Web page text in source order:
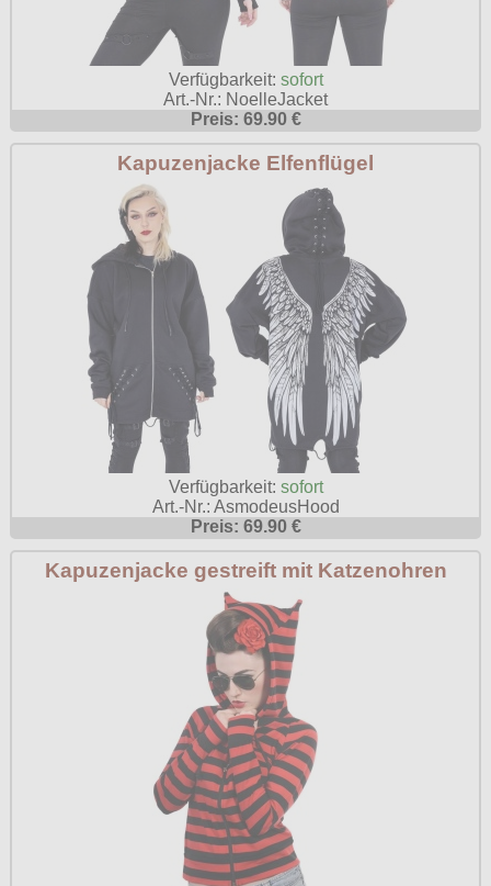
Verfügbarkeit: sofort
Art.-Nr.: NoelleJacket
Preis: 69.90 €
Kapuzenjacke Elfenflügel
Verfügbarkeit: sofort
Art.-Nr.: AsmodeusHood
Preis: 69.90 €
Kapuzenjacke gestreift mit Katzenohren